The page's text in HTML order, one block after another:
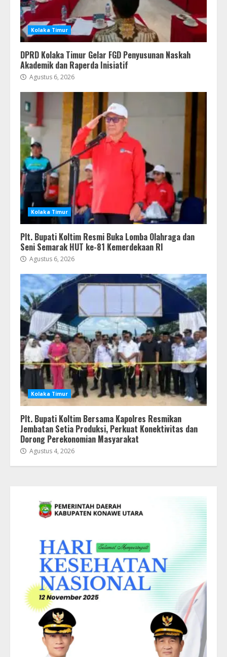
Kolaka Timur
DPRD Kolaka Timur Gelar FGD Penyusunan Naskah
Akademik dan Raperda Inisiatif
Agustus 6, 2026
Kolaka Timur
Plt. Bupati Koltim Resmi Buka Lomba Olahraga dan
Seni Semarak HUT ke-81 Kemerdekaan RI
Agustus 6, 2026
Kolaka Timur
Plt. Bupati Koltim Bersama Kapolres Resmikan
Jembatan Setia Produksi, Perkuat Konektivitas dan
Dorong Perekonomian Masyarakat
Agustus 4, 2026